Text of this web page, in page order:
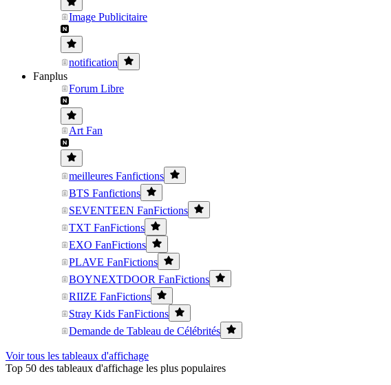
Image Publicitaire
notification
Fanplus
Forum Libre
Art Fan
meilleures Fanfictions
BTS Fanfictions
SEVENTEEN FanFictions
TXT FanFictions
EXO FanFictions
PLAVE FanFictions
BOYNEXTDOOR FanFictions
RIIZE FanFictions
Stray Kids FanFictions
Demande de Tableau de Célébrités
Voir tous les tableaux d'affichage
Top 50 des tableaux d'affichage les plus populaires